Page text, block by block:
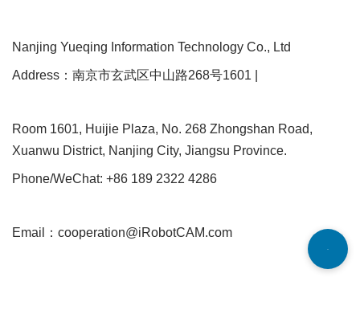
Nanjing Yueqing Information Technology Co., Ltd
Address：南京市玄武区中山路268号1601 |
Room 1601, Huijie Plaza, No. 268 Zhongshan Road,
Xuanwu District, Nanjing City, Jiangsu Province.
Phone/WeChat: +86 189 2322 4286
Email：cooperation@iRobotCAM.com